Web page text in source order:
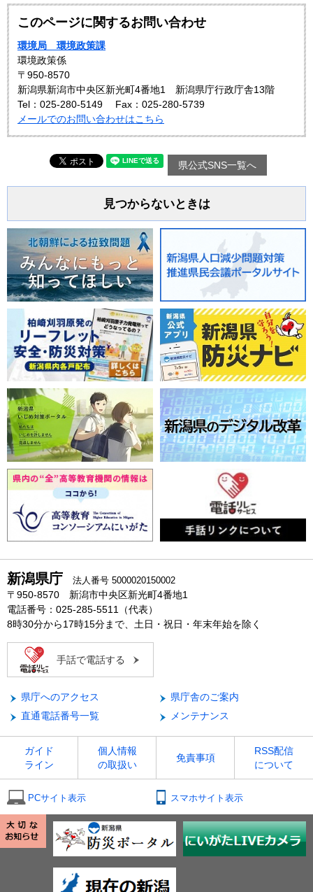
このページに関するお問い合わせ
環境局 環境政策課
環境政策係
〒950-8570
新潟県新潟市中央区新光町4番地1 新潟県庁行政庁舎13階
Tel：025-280-5149
Fax：025-280-5739
メールでのお問い合わせはこちら
県公式SNS一覧へ
見つからないときは
新潟県庁 法人番号 5000020150002
〒950-8570 新潟市中央区新光町4番地1
電話番号：025-285-5511（代表）
8時30分から17時15分まで、土日・祝日・年末年始を除く
手話で電話する
県庁へのアクセス
県庁舎のご案内
直通電話番号一覧
メンテナンス
ガイド
ライン
個人情報
の取扱い
免責事項
RSS配信
について
PCサイト表示 スマホサイト表示